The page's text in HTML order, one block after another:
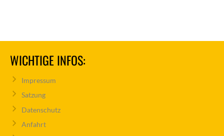
WICHTIGE INFOS:
Impressum
Satzung
Datenschutz
Anfahrt